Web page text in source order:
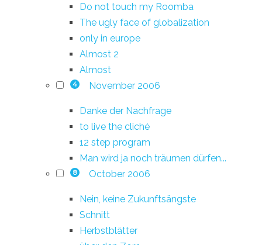
Do not touch my Roomba
The ugly face of globalization
only in europe
Almost 2
Almost
4 November 2006
Danke der Nachfrage
to live the cliché
12 step program
Man wird ja noch träumen dürfen...
8 October 2006
Nein, keine Zukunftsängste
Schnitt
Herbstblätter